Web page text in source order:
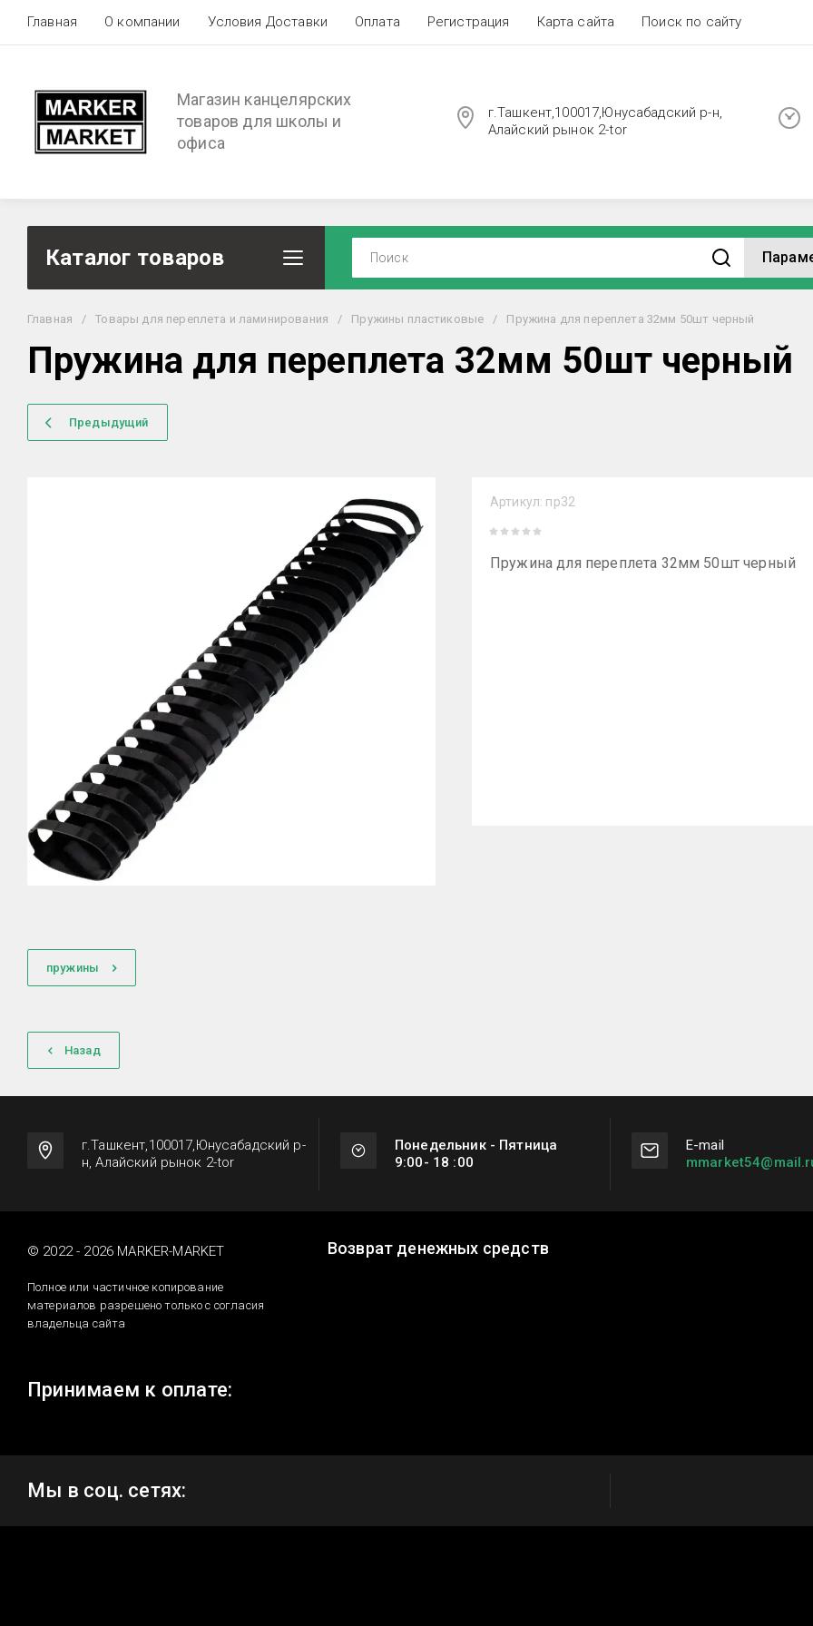
Главная О компании Условия Доставки Оплата Регистрация Карта сайта Поиск по сайту
Магазин канцелярских
товаров для школы и
офиса
г.Ташкент,100017,Юнусабадский р-н,
Алайский рынок 2-tor
Каталог товаров
Главная / Товары для переплета и ламинирования / Пружины пластиковые / Пружина для переплета 32мм 50шт черный
Пружина для переплета 32мм 50шт черный
Предыдущий
Артикул: пр32
Пружина для переплета 32мм 50шт черный
пружины
Назад
г.Ташкент,100017,Юнусабадский р-
н, Алайский рынок 2-tor
Понедельник - Пятница
9:00- 18 :00
Е-mail
© 2022 - 2026 MARKER-MARKET
Полное или частичное копирование
материалов разрешено только с согласия
владельца сайта
Возврат денежных средств
Принимаем к оплате:
Мы в соц. сетях: